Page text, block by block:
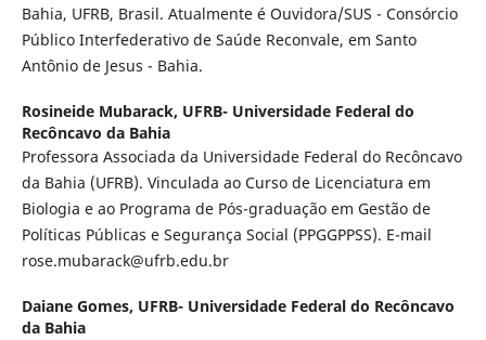
Bahia, UFRB, Brasil. Atualmente é Ouvidora/SUS - Consórcio
Público Interfederativo de Saúde Reconvale, em Santo
Antônio de Jesus - Bahia.
Rosineide Mubarack, UFRB- Universidade Federal do
Recôncavo da Bahia
Professora Associada da Universidade Federal do Recôncavo
da Bahia (UFRB). Vinculada ao Curso de Licenciatura em
Biologia e ao Programa de Pós-graduação em Gestão de
Políticas Públicas e Segurança Social (PPGGPPSS). E-mail
rose.mubarack@ufrb.edu.br
Daiane Gomes, UFRB- Universidade Federal do Recôncavo
da Bahia